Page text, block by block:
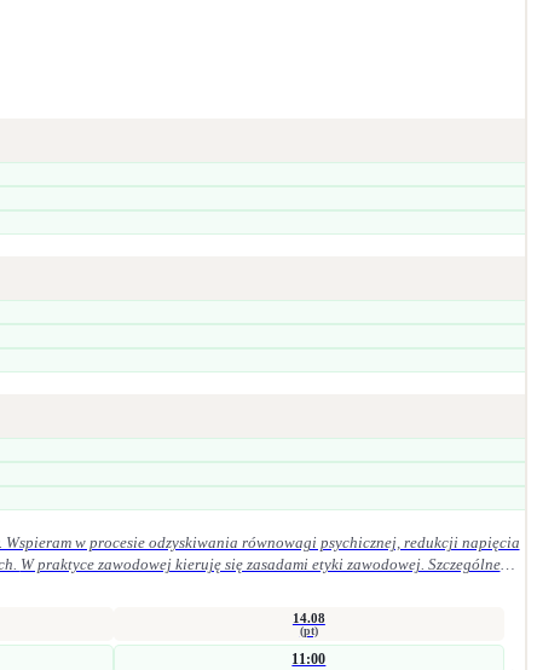
w procesie odzyskiwania równowagi psychicznej, redukcji napięcia
14.08
(pt)
11:00